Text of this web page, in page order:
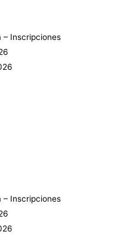
– Inscripciones
– Inscripciones